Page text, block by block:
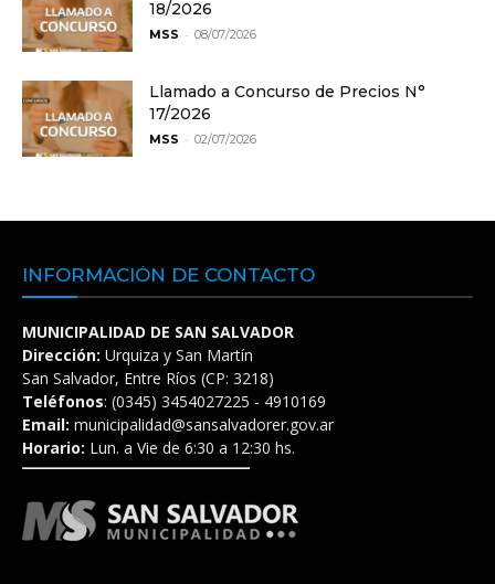
18/2026
MSS - 08/07/2026
Llamado a Concurso de Precios N°
17/2026
MSS - 02/07/2026
INFORMACIÓN DE CONTACTO
MUNICIPALIDAD DE SAN SALVADOR
Dirección: Urquiza y San Martín
San Salvador, Entre Ríos (CP: 3218)
Teléfonos: (0345) 3454027225 - 4910169
Email: municipalidad@sansalvadorer.gov.ar
Horario: Lun. a Vie de 6:30 a 12:30 hs.